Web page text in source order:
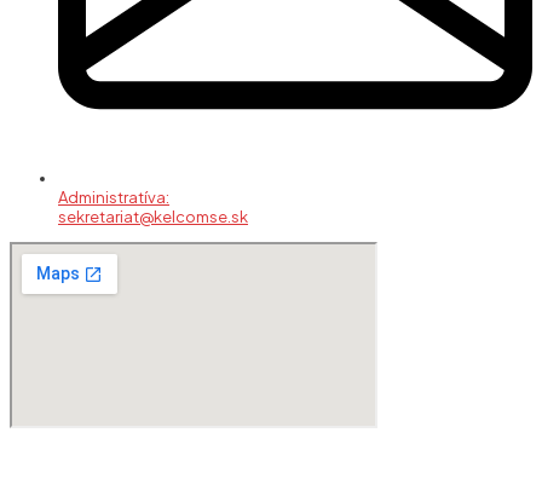
Administratíva:
sekretariat@kelcomse.sk